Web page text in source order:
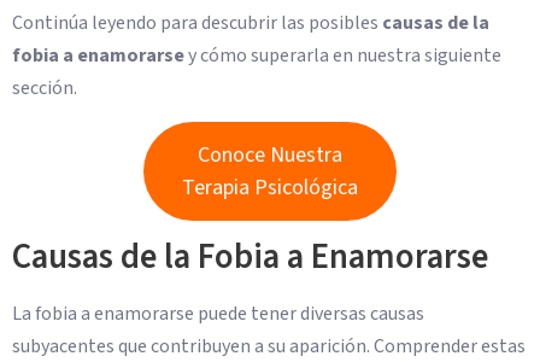
Continúa leyendo para descubrir las posibles causas de la
fobia a enamorarsey cómo superarla en nuestra siguiente
sección.
Conoce Nuestra
Terapia Psicológica
Causas de la Fobia a Enamorarse
La fobia a enamorarse puede tener diversas causas
subyacentes que contribuyen a su aparición. Comprender estas